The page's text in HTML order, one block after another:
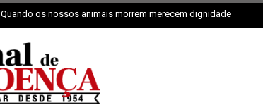
Vai Acontecer XIX Domingo Tempo Comum